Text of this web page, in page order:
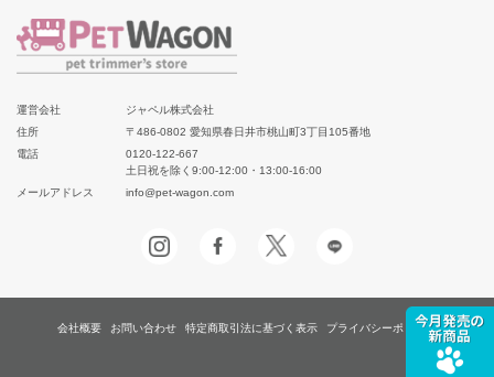
運営会社
ジャペル株式会社
住所
〒486-0802 愛知県春日井市桃山町3丁目105番地
電話
0120-122-667
土日祝を除く9:00-12:00・13:00-16:00
メールアドレス
info@pet-wagon.com
会社概要 お問い合わせ 特定商取引法に基づく表示 プライバシーポリシー